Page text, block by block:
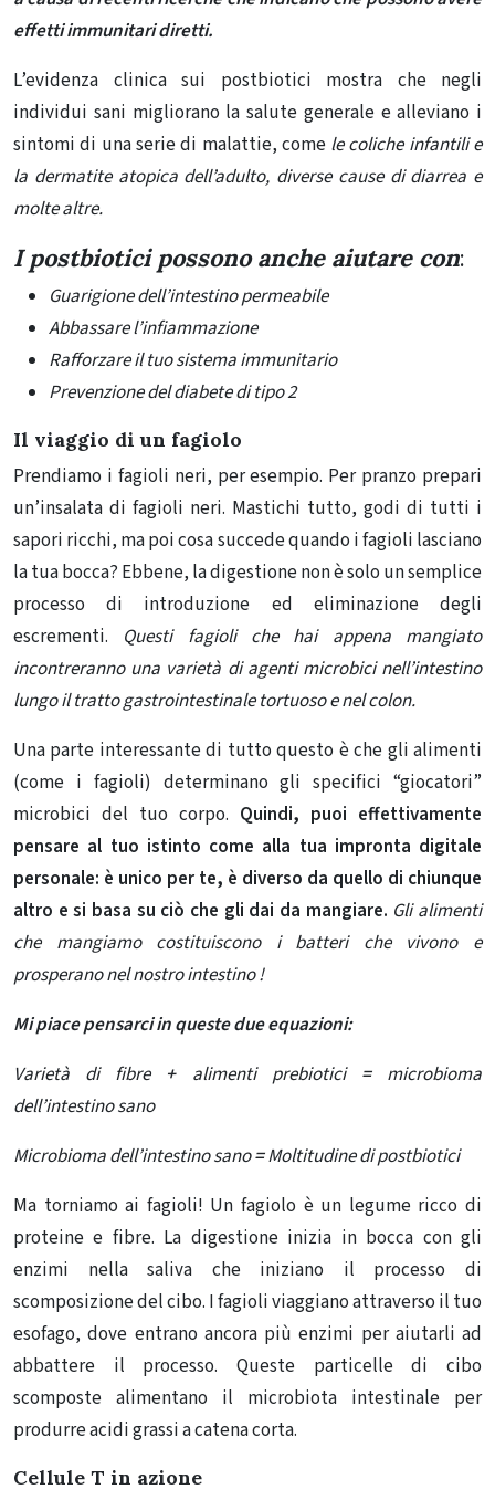
effetti immunitari diretti.
L’evidenza clinica sui postbiotici mostra che negli
individui sani migliorano la salute generale e alleviano i
sintomi di una serie di malattie, comele coliche infantili e
la dermatite atopica dell’adulto, diverse cause di diarrea e
molte altre.
I postbiotici possono anche aiutare con:
Guarigione dell’intestino permeabile
Abbassare l’infiammazione
Rafforzare il tuo sistema immunitario
Prevenzione del diabete di tipo 2
Il viaggio di un fagiolo
Prendiamo i fagioli neri, per esempio. Per pranzo prepari
un’insalata di fagioli neri. Mastichi tutto, godi di tutti i
sapori ricchi, ma poi cosa succede quando i fagioli lasciano
la tua bocca? Ebbene, la digestione non è solo un semplice
processo di introduzione ed eliminazione degli
escrementi. Questi fagioli che hai appena mangiato
incontreranno una varietà di agenti microbici nell’intestino
lungo il tratto gastrointestinale tortuoso e nel colon.
Una parte interessante di tutto questo è che gli alimenti
(come i fagioli) determinano gli specifici “giocatori”
microbici del tuo corpo. Quindi, puoi effettivamente
pensare al tuo istinto come alla tua impronta digitale
personale: è unico per te, è diverso da quello di chiunque
altro e si basa su ciò che gli dai da mangiare. Gli alimenti
che mangiamo costituiscono i batteri che vivono e
prosperano nel nostro intestino !
Mi piace pensarci in queste due equazioni:
Varietà di fibre +alimenti prebiotici =microbioma
dell’intestino sano
Microbioma dell’intestino sano=Moltitudine di postbiotici
Ma torniamo ai fagioli! Un fagiolo è un legume ricco di
proteine ​​e fibre. La digestione inizia in bocca con gli
enzimi nella saliva che iniziano il processo di
scomposizione del cibo. I fagioli viaggiano attraverso il tuo
esofago, dove entrano ancora più enzimi per aiutarli ad
abbattere il processo. Queste particelle di cibo
scomposte alimentano il microbiota intestinale per
produrreacidi grassi a catena corta.
Cellule T in azione